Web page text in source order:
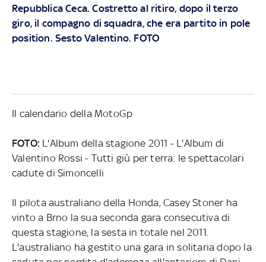
Repubblica Ceca. Costretto al ritiro, dopo il terzo
giro, il compagno di squadra, che era partito in pole
position. Sesto Valentino. FOTO
Il calendario della MotoGp
FOTO:L'Album della stagione 2011 - L'Album di
Valentino Rossi - Tutti giù per terra: le spettacolari
cadute di Simoncelli
Il pilota australiano della Honda, Casey Stoner ha
vinto a Brno la sua seconda gara consecutiva di
questa stagione, la sesta in totale nel 2011.
L'australiano ha gestito una gara in solitaria dopo la